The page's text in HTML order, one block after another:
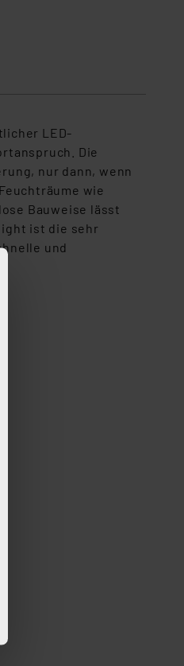
LED-
Die
nur dann, wenn
wie
Bauweise lässt
ist die sehr
und